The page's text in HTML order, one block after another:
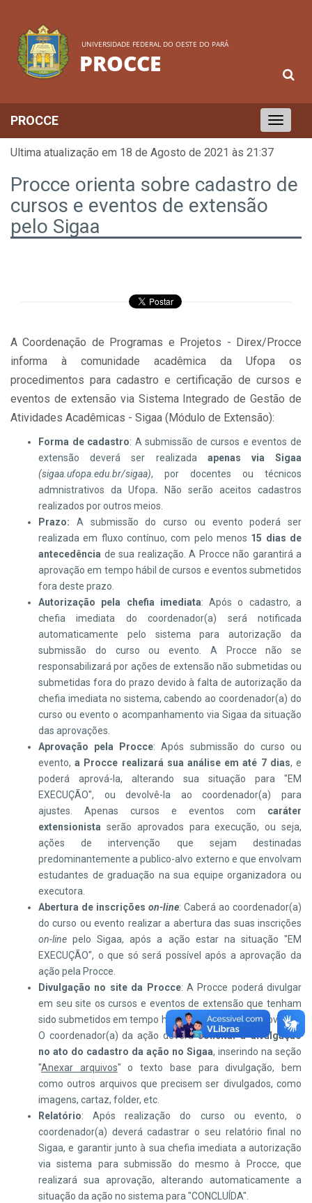
UNIVERSIDADE FEDERAL DO OESTE DO PARÁ
PROCCE
Toggle
navigation
PROCCE
Ultima atualização em 18 de Agosto de 2021 às 21:37
Procce orienta sobre cadastro de
cursos e eventos de extensão
pelo Sigaa
A Coordenação de Programas e Projetos - Direx/Procce
informa à comunidade acadêmica da Ufopa os
procedimentos para cadastro e certificação de cursos e
eventos de extensão via Sistema Integrado de Gestão de
Atividades Acadêmicas - Sigaa (Módulo de Extensão):
Forma de cadastro: A submissão de cursos e eventos de
extensão deverá ser realizada apenas via Sigaa
(sigaa.ufopa.edu.br/sigaa), por docentes ou técnicos
admnistrativos da Ufopa.
Não serão aceitos cadastros
realizados por outros meios.
Prazo: A submissão do curso ou evento poderá ser
realizada em fluxo contínuo, com pelo menos 15 dias de
antecedência de sua realização. A Procce não garantirá a
aprovação em tempo hábil de cursos e eventos submetidos
fora deste prazo.
Autorização pela chefia imediata: Após o cadastro, a
chefia imediata do coordenador(a) será notificada
automaticamente pelo sistema para autorização da
submissão do curso ou evento. A Procce não se
responsabilizará por ações de extensão não submetidas ou
submetidas fora do prazo devido à falta de autorização da
chefia imediata no sistema, cabendo ao coordenador(a) do
curso ou evento o acompanhamento via Sigaa da situação
das aprovações.
Aprovação pela Procce: Após submissão do curso ou
evento,a Procce realizará sua análise em até 7 dias, e
poderá aprová-la, alterando sua situação para "EM
EXECUÇÃO", ou devolvê-la ao coordenador(a) para
ajustes. Apenas cursos e eventos com caráter
extensionista serão aprovados para execução, ou seja,
ações de intervenção que sejam destinadas
predominantemente a publico-alvo externo e que envolvam
estudantes de graduação na sua equipe organizadora ou
executora.
Abertura de inscrições on-line: Caberá ao coordenador(a)
do curso ou evento realizar a abertura das suas inscrições
on-line pelo Sigaa, após a ação estar na situação "EM
EXECUÇÃO", o que só será possível após a aprovação da
ação pela Procce.
Divulgação no site da Procce: A Procce poderá divulgar
em seu site os cursos e eventos de extensão que tenham
sido submetidos em tempo hábil e devidamente aprovados.
O coordenador(a) da ação deverásolicitar a divulgação
no ato do cadastro da ação no Sigaa, inserindo na seção
"Anexar arquivos" o texto base para divulgação, bem
como outros arquivos que precisem ser divulgados, como
imagens, cartaz, folder, etc.
Relatório: Após realização do curso ou evento, o
coordenador(a) deverá cadastrar o seu relatório final no
Sigaa, e garantir junto à sua chefia imediata a autorização
via sistema para submissão do mesmo à Procce, que
realizará sua aprovação, alterando automaticamente a
situação da ação no sistema para "CONCLUÍDA".